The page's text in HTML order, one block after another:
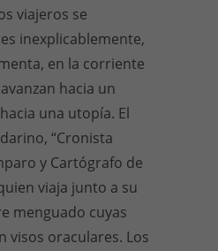
viajeros se
inexplicablemente,
en la corriente
hacia un
una utopía. El
“Cronista
y Cartógrafo de
viaja junto a su
menguado cuyas
visos oraculares. Los